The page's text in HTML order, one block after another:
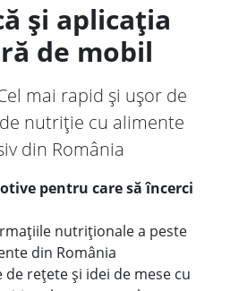
și aplicația
de mobil
mai rapid și ușor de
nutriție cu alimente
din România
pentru care să încerci
nutriționale a peste
din România
de rețete și idei de mese cu